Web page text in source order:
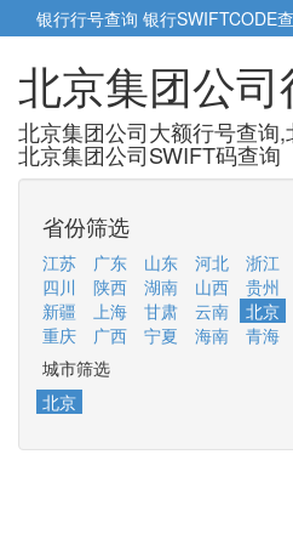
银行行号查询 银行SWIFTCODE
北京集团公司
北京集团公司大额行号查询
北京集团公司SWIFT码查询
省份筛选
江苏 广东 山东 河北 浙江
四川
陕西 湖南 山西 贵州
新疆
上海 甘肃 云南 北京
重庆
广西 宁夏 海南 青海
城市筛选
北京